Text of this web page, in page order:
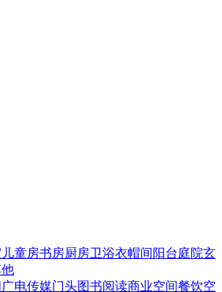
儿童房书房厨房卫浴衣帽间 阳台庭院玄
广电传媒门头图书阅读商业空间餐饮空